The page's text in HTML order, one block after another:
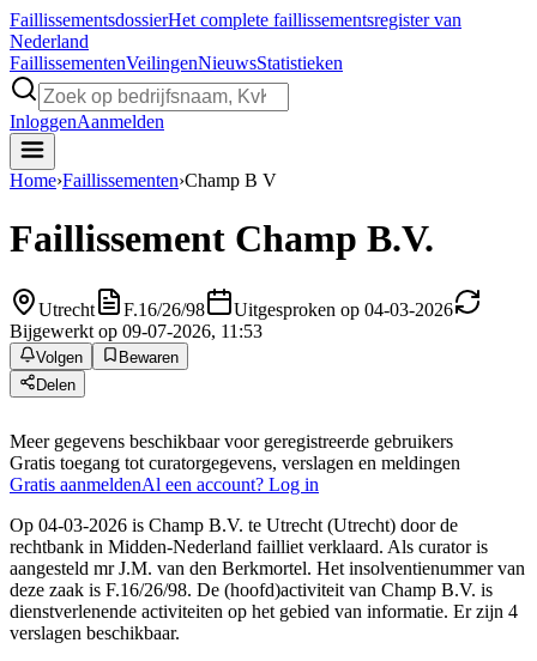
FaillissementsdossierHet complete faillissementsregister van
Nederland
FaillissementenVeilingenNieuwsStatistieken
InloggenAanmelden
Home›Faillissementen›Champ B V
Faillissement Champ B.V.
Utrecht F.16/26/98
Uitgesproken op 04-03-2026
Bijgewerkt op 09-07-2026, 11:53
Volgen
Bewaren
Delen
Meer gegevens beschikbaar voor geregistreerde gebruikers
Gratis toegang tot curatorgegevens, verslagen en meldingen
Gratis aanmeldenAl een account? Log in
Op 04-03-2026 is Champ B.V. te Utrecht (Utrecht) door de
rechtbank in Midden-Nederland failliet verklaard. Als curator is
aangesteld mr J.M. van den Berkmortel. Het insolventienummer van
deze zaak is F.16/26/98. De (hoofd)activiteit van Champ B.V. is
dienstverlenende activiteiten op het gebied van informatie. Er zijn 4
verslagen beschikbaar.